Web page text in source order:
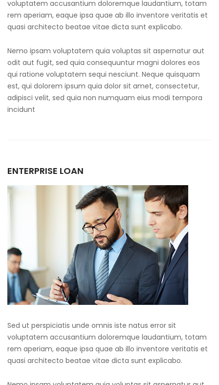
voluptatem accusantium doloremque laudantium, totam
rem aperiam, eaque ipsa quae ab illo inventore veritatis et
quasi architecto beatae vitae dicta sunt explicabo.
Nemo ipsam voluptatem quia voluptas sit aspernatur aut
odit aut fugit, sed quia consequuntur magni dolores eos
qui ratione voluptatem sequi nesciunt. Neque quisquam
est, qui dolorem ipsum quia dolor sit amet, consectetur,
adipisci velit, sed quia non numquam eius modi tempora
incidunt
ENTERPRISE LOAN
Sed ut perspiciatis unde omnis iste natus error sit
voluptatem accusantium doloremque laudantium, totam
rem aperiam, eaque ipsa quae ab illo inventore veritatis et
quasi architecto beatae vitae dicta sunt explicabo.